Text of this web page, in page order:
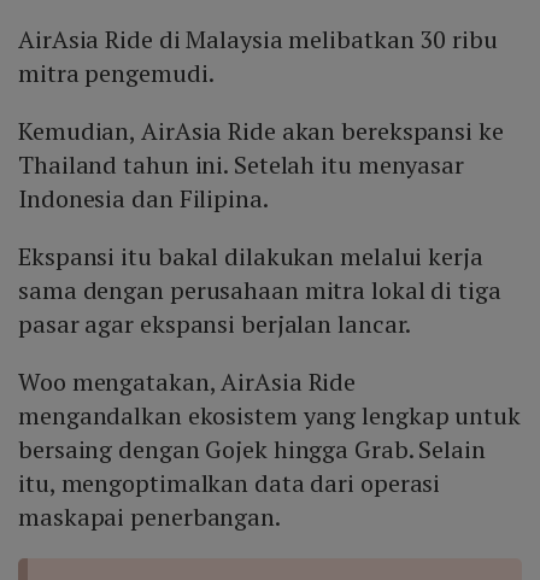
AirAsia Ride di Malaysia melibatkan 30 ribu
mitra pengemudi.
Kemudian, AirAsia Ride akan berekspansi ke
Thailand tahun ini. Setelah itu menyasar
Indonesia dan Filipina.
Ekspansi itu bakal dilakukan melalui kerja
sama dengan perusahaan mitra lokal di tiga
pasar agar ekspansi berjalan lancar.
Woo mengatakan, AirAsia Ride
mengandalkan ekosistem yang lengkap untuk
bersaing dengan Gojek hingga Grab. Selain
itu, mengoptimalkan data dari operasi
maskapai penerbangan.